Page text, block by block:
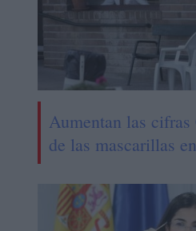
Aumentan las
de las mascarillas